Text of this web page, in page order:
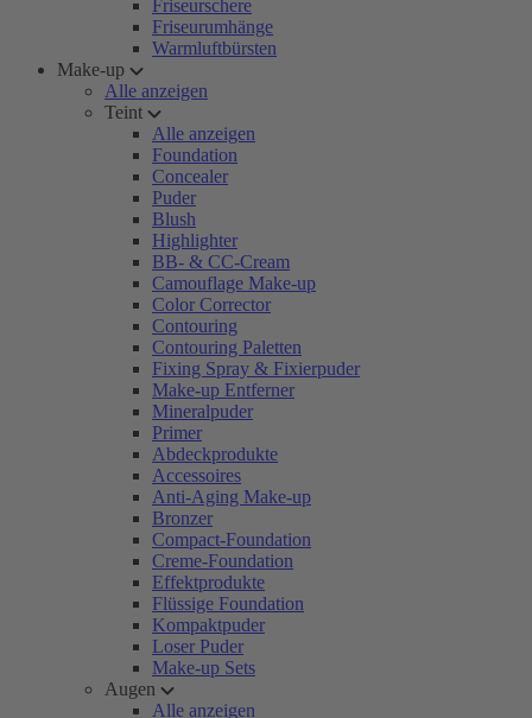
Friseurschere
Friseurumhänge
Warmluftbürsten
Make-up
Alle anzeigen
Teint
Alle anzeigen
Foundation
Concealer
Puder
Blush
Highlighter
BB- & CC-Cream
Camouflage Make-up
Color Corrector
Contouring
Contouring Paletten
Fixing Spray & Fixierpuder
Make-up Entferner
Mineralpuder
Primer
Abdeckprodukte
Accessoires
Anti-Aging Make-up
Bronzer
Compact-Foundation
Creme-Foundation
Effektprodukte
Flüssige Foundation
Kompaktpuder
Loser Puder
Make-up Sets
Augen
Alle anzeigen